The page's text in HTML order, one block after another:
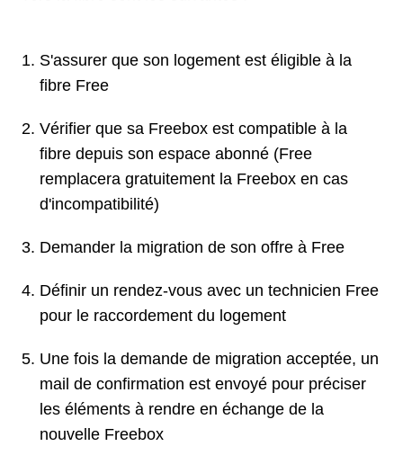
S'assurer que son logement est éligible à la
fibre Free
Vérifier que sa Freebox est compatible à la
fibre depuis son espace abonné (Free
remplacera gratuitement la Freebox en cas
d'incompatibilité)
Demander la migration de son offre à Free
Définir un rendez-vous avec un technicien Free
pour le raccordement du logement
Une fois la demande de migration acceptée, un
mail de confirmation est envoyé pour préciser
les éléments à rendre en échange de la
nouvelle Freebox